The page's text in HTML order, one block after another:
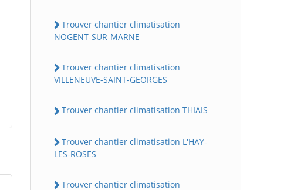
Trouver chantier climatisation
NOGENT-SUR-MARNE
Trouver chantier climatisation
VILLENEUVE-SAINT-GEORGES
Trouver chantier climatisation THIAIS
Trouver chantier climatisation L'HAY-
LES-ROSES
Trouver chantier climatisation